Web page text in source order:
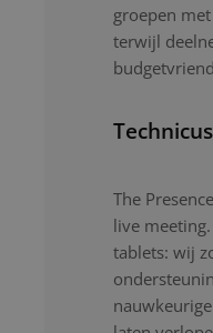
groepen
terwijl
The
live
tablets: wij